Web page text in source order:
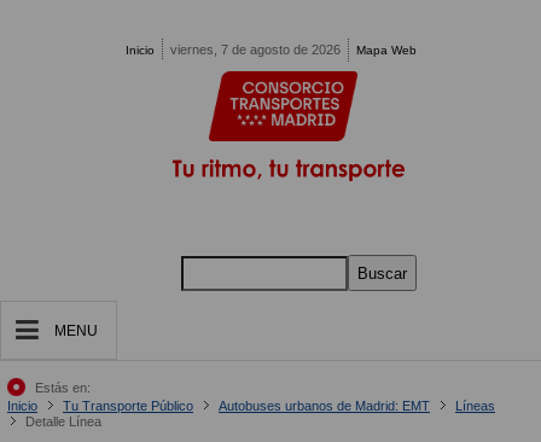
Inicio viernes, 7 de agosto de 2026 Mapa Web
Buscar
MENU
Estás en:
Inicio
Tu Transporte Público Autobuses urbanos de Madrid: EMT
Líneas
Detalle Línea